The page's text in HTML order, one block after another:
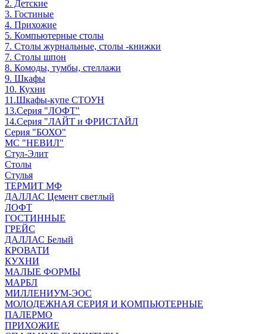
2. Детские
3. Гостиные
4. Прихожие
5. Компьютерные столы
7. Столы журнальные, столы -книжки
7. Столы шпон
8. Комоды, тумбы, стеллажи
9. Шкафы
10. Кухни
11.Шкафы-купе СТОУН
13.Серия "ЛОФТ"
14.Серия "ЛАЙТ и ФРИСТАЙЛ
Серия "БОХО"
МС "НЕВИЛ"
Стул-Элит
Столы
Стулья
ТЕРМИТ МФ
ДАЛЛАС Цемент светлый
ЛОФТ
ГОСТИННЫЕ
ГРЕЙС
ДАЛЛАС Белый
КРОВАТИ
КУХНИ
МАЛЫЕ ФОРМЫ
МАРБЛ
МИЛЛЕНИУМ-ЭОС
МОЛОДЕЖНАЯ СЕРИЯ И КОМПЬЮТЕРНЫЕ
ПАЛЕРМО
ПРИХОЖИЕ